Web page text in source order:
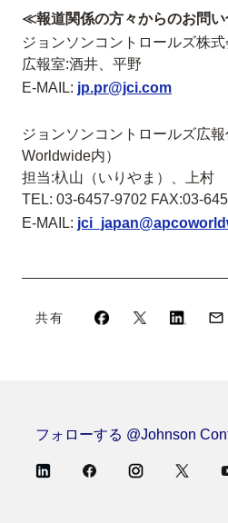
≪報道関係の方々からのお問
ジョンソンコントロールズ株式
広報室:酒井、平野
E-MAIL: jp.pr@jci.com
ジョンソンコントロールズ広
Worldwide内）
担当:杁山（いりやま）、上村
TEL: 03-6457-9702 FAX:03-
E-MAIL:
共有
フォローする @Johnson